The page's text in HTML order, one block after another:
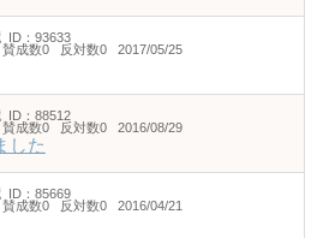
ID：93633
成数0 反対数0 2017/05/25
ID：88512
成数0 反対数0 2016/08/29
した
ID：85669
成数0 反対数0 2016/04/21